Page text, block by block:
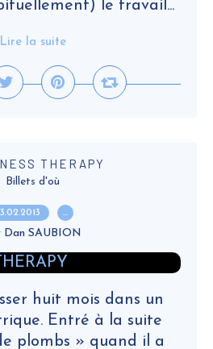
le travail...
Lire la suite
THERAPY
Billets d'où
…
Dan SAUBION
huit mois dans un
Entré à la suite
plombs » quand il a